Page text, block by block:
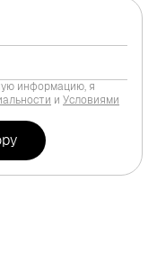
информацию, я
и Условиями